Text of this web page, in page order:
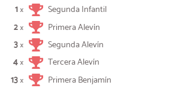
1×
Segunda Infantil
2×
Primera Alevín
3×
Segunda Alevín
4×
Tercera Alevín
13×
Primera Benjamín